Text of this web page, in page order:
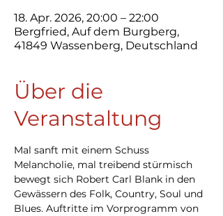
18. Apr. 2026, 20:00 – 22:00
Bergfried, Auf dem Burgberg,
41849 Wassenberg, Deutschland
Über die
Veranstaltung
Mal sanft mit einem Schuss
Melancholie, mal treibend stürmisch
bewegt sich Robert Carl Blank in den
Gewässern des Folk, Country, Soul und
Blues. Auftritte im Vorprogramm von